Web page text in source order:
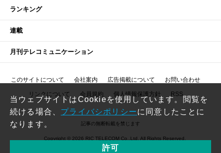
ランキング
連載
月刊テレコミュニケーション
このサイトについて 会社案内 広告掲載について お問い合わせ
リンクについて 会員規約 個人情報保護方針 RSS
記事の無断転載を禁じます
Copyright © 2026 RIC TELECOM Co.,Ltd. All Rights Reserved.
当ウェブサイトはCookieを使用しています。閲覧を
続ける場合、 プライバシポリシーに同意したことに
なります。
許可